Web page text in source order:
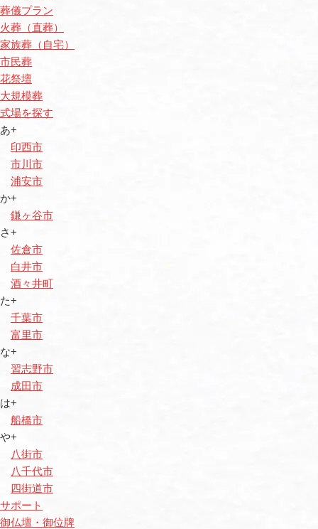
葬儀プラン
火葬（直葬）
家族葬（自宅）
市民葬
花祭壇
大規模葬
式場を探す
あ+
印西市
市川市
浦安市
か+
鎌ヶ谷市
さ+
佐倉市
白井市
酒々井町
た+
千葉市
富里市
な+
習志野市
成田市
は+
船橋市
や+
八街市
八千代市
四街道市
サポート
御仏壇・御位牌